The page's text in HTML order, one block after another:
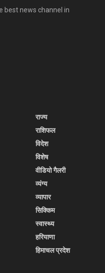
best news channel in
राज्य
राशिफल
विदेश
विशेष
वीडियो गैलरी
व्यंग्य
व्यापार
सिक्किम
स्वास्थ्य
हरियाणा
हिमाचल प्रदेश